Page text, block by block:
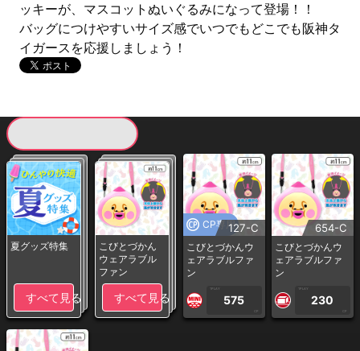
ッキーが、マスコットぬいぐるみになって登場！！
バッグにつけやすいサイズ感でいつでもどこでも阪神タ
イガースを応援しましょう！
夏グッズ特集
すべて見る
こびとづかん
ウェアラブル
ファン
すべて見る
CP専用127-C
こびとづかんウ
ェアラブルファ
ン
1PLAY
575
CP
654-C
こびとづかんウ
ェアラブルファ
ン
1PLAY
230
CP